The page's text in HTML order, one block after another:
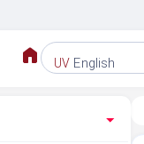
UV English